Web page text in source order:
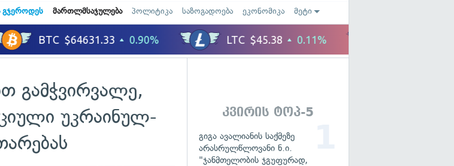
გჯეროდეს მართლმსაჯულება პოლიტიკა საზოგადოება ეკონომიკა მეტი
გამჭვირვალე,
უკრაინულ-
კვირის ტოპ-5
გიგა ავალიანის საქმეზე
არასრულწლოვანი ნ.ი.
"ჯანმთელობის ჯგუფურად,